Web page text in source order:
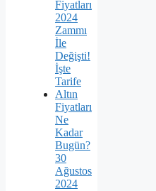
Fiyatları
2024
Zammı
İle
Değişti!
İşte
Tarife
Altın
Fiyatları
Ne
Kadar
Bugün?
30
Ağustos
2024